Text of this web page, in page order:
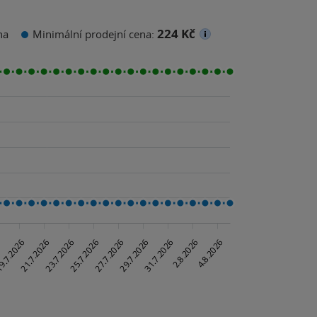
Minimální prodejní cena: 224 Kč